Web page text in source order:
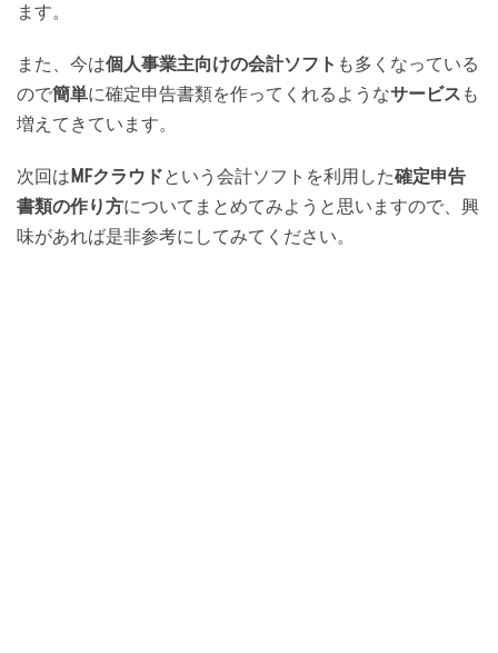
ます。
また、今は個人事業主向けの会計ソフト も多くなっている
ので簡単に確定申告書類を作ってくれるようなサービス も
増えてきています。
次回は MFクラウドという会計ソフトを利用した確定申告
書類の作り方についてまとめてみようと思いますので、興
味があれば是非参考にしてみてください。